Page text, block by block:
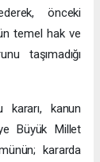
önceki
temel hak ve
taşımadığı
kararı, kanun
Büyük Millet
kararda